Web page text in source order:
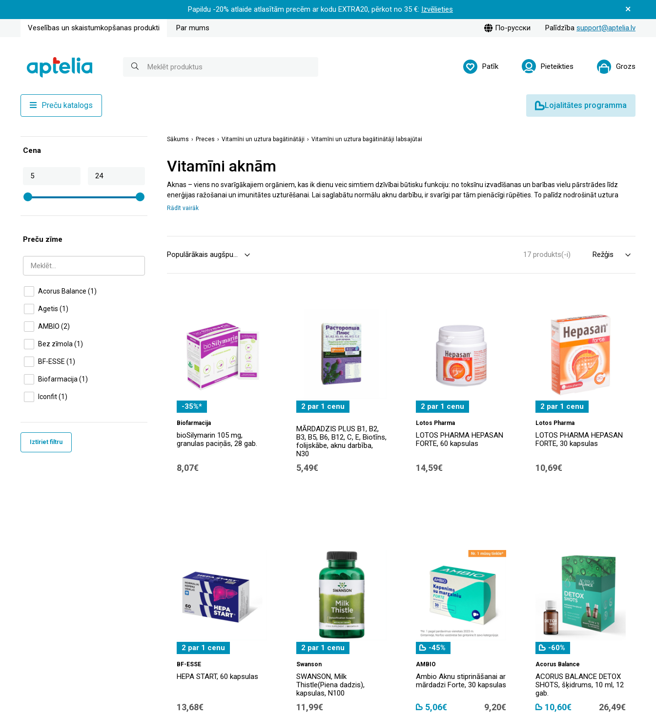
Papildu -20% atlaide atlasītām precēm ar kodu EXTRA20, pērkot no 35 €: Izvēlieties
Veselības un skaistumkopšanas produkti Par mums По-русски Palīdzība support@aptelia.lv
Patīk Pieteikties Grozs
Preču katalogs Lojalitātes programma
Cena
Preču zīme
Acorus Balance (1)
Agetis (1)
AMBIO (2)
Bez zīmola (1)
BF-ESSE (1)
Biofarmacija (1)
Iconfit(1)
Optihepan
(1)
Iztīriet filtru
Sākums Preces Vitamīni un uztura bagātinātāji Vitamīni un uztura bagātinātāji labsajūtai
Vitamīni aknām
Aknas – viens no svarīgākajiem orgāniem, kas ik dienu veic simtiem dzīvībai būtisku funkciju: no toksīnu izvadīšanas un barības vielu pārstrādes līdz
enerģijas ražošanai un imunitātes uzturēšanai. Lai saglabātu normālu aknu darbību, ir svarīgi par tām pienācīgi rūpēties. To palīdz nodrošināt uztura
bagātinātāji un vitamīni aknām. Šajā kategorijā atradīsiet īpaši atlasītus vitamīnus un uztura bagātinātājus, kas paredzēti aknu funkcijas uzturēšanai.
Rādīt vairāk
17 produkts(-i)
-35%*
Biofarmacija
bioSilymarin 105 mg,
granulas paciņās, 28 gab.
8,07€
2 par 1 cenu
MĀRDADZIS PLUS B1, B2,
B3, B5, B6, B12, C, E, Biotīns,
folijskābe, aknu darbība,
N30
5,49€
2 par 1 cenu
Lotos Pharma
LOTOS PHARMA HEPASAN
FORTE, 60 kapsulas
14,59€
2 par 1 cenu
Lotos Pharma
LOTOS PHARMA HEPASAN
FORTE, 30 kapsulas
10,69€
2 par 1 cenu
BF-ESSE
HEPA START, 60 kapsulas
13,68€
2 par 1 cenu
Swanson
SWANSON, Milk
Thistle(Piena dadzis),
kapsulas, N100
11,99€
-45%
AMBIO
Ambio Aknu stiprināšanai ar
mārdadzi Forte, 30 kapsulas
5,06€ 9,20€
-60%
Acorus Balance
ACORUS BALANCE DETOX
SHOTS, šķidrums, 10 ml, 12
gab.
10,60€ 26,49€